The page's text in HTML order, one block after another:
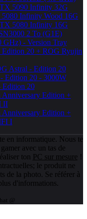
5090 Infinity 32G
Infinity Wood 16G
5080 Infinity 16G
2 To (G1E)
- Version Tray
20 + ROG Ryujin
Astral - Edition 20
Edition 20 - 3000W
Edition 20
Edition +
II
Edition +
I
en informatique. Nous te
avec un tas de
ton PC sur mesure !
le produit ne
de la photo. Se référer à
d'informations.
@